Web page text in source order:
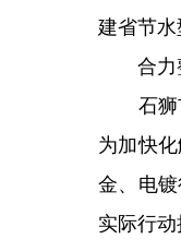
建省节水
合力
石狮市
为加快
金、电
实际行动